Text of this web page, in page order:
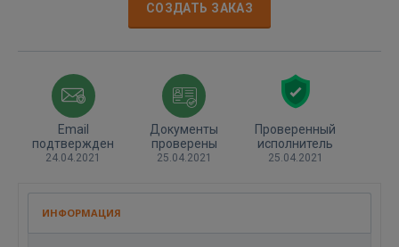
СОЗДАТЬ ЗАКАЗ
Email
подтвержден
24.04.2021
Документы
проверены
25.04.2021
Проверенный
исполнитель
25.04.2021
ИНФОРМАЦИЯ